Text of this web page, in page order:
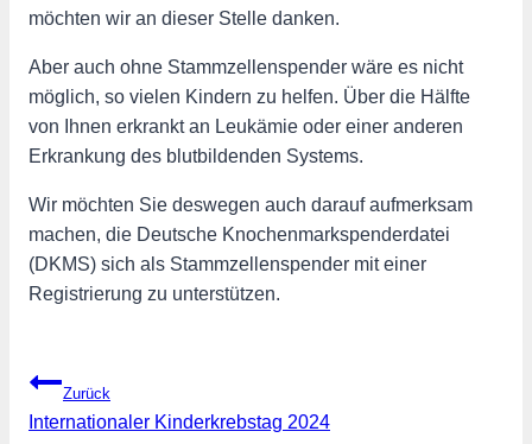
möchten wir an dieser Stelle danken.
Aber auch ohne Stammzellenspender wäre es nicht
möglich, so vielen Kindern zu helfen. Über die Hälfte
von Ihnen erkrankt an Leukämie oder einer anderen
Erkrankung des blutbildenden Systems.
Wir möchten Sie deswegen auch darauf aufmerksam
machen, die Deutsche Knochenmarkspenderdatei
(DKMS) sich als Stammzellenspender mit einer
Registrierung zu unterstützen.
Beitragsnavigation
Zurück
Internationaler Kinderkrebstag 2024